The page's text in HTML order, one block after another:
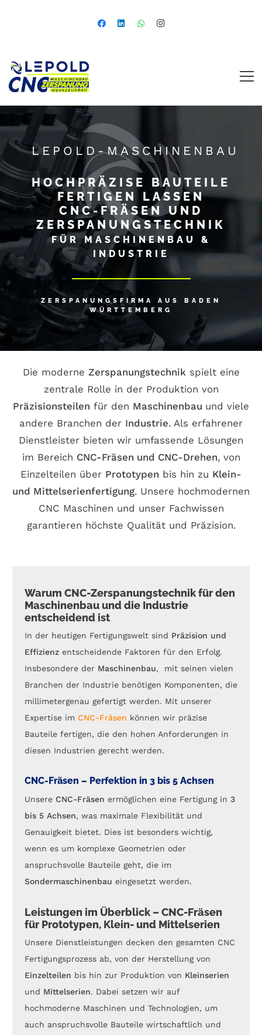
LEPOLD-MASCHINENBAU
HOCHPRÄZISE BAUTEILE
FERTIGEN LASSEN
CNC-FRÄSEN UND
ZERSPANUNGSTECHNIK
FÜR MASCHINENBAU &
INDUSTRIE
ZERSPANUNGSFIRMA AUS BADEN
WÜRTTEMBERG
Die moderne Zerspanungstechnikspielt eine
zentrale Rolle in der Produktion von
Präzisionsteilen für den Maschinenbau und viele
andere Branchen der Industrie. Als erfahrener
Dienstleister bieten wir umfassende Lösungen
im Bereich CNC-Fräsen und CNC-Drehen, von
Einzelteilen über Prototypen bis hin zu Klein-
und Mittelserienfertigung. Unsere hochmodernen
CNC Maschinen und unser Fachwissen
garantieren höchste Qualität und Präzision.
Warum CNC-Zerspanungstechnik für den
Maschinenbau und die Industrie
entscheidend ist
In der heutigen Fertigungswelt sind Präzision und
Effizienz entscheidende Faktoren für den Erfolg.
Insbesondere der Maschinenbau, mit seinen vielen
Branchen der Industrie benötigen Komponenten, die
millimetergenau gefertigt werden. Mit unserer
Expertise im CNC-Fräsen können wir präzise
Bauteile fertigen, die den hohen Anforderungen in
diesen Industrien gerecht werden.
CNC-Fräsen – Perfektion in 3 bis 5 Achsen
Unsere CNC-Fräsen ermöglichen eine Fertigung in 3
bis 5 Achsen, was maximale Flexibilität und
Genauigkeit bietet. Dies ist besonders wichtig,
wenn es um komplexe Geometrien oder
anspruchsvolle Bauteile geht, die im
Sondermaschinenbau eingesetzt werden.
Leistungen im Überblick – CNC-Fräsen
für Prototypen, Klein- und Mittelserien
Unsere Dienstleistungen decken den gesamten CNC
Fertigungsprozess ab, von der Herstellung von
Einzelteilen bis hin zur Produktion von Kleinserien
und Mittelserien. Dabei setzen wir auf
hochmoderne Maschinen und Technologien, um
auch anspruchsvolle Bauteile wirtschaftlich und